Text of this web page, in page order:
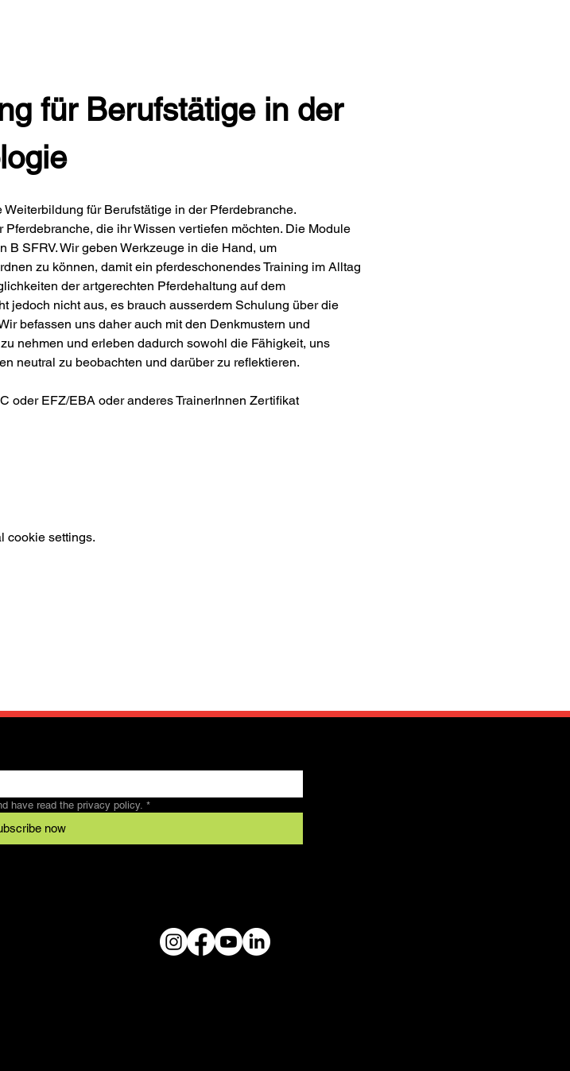
für Berufstätige in der
für Berufstätige in der Pferdebranche.
die ihr Wissen vertiefen möchten. Die Module
SFRV. Wir geben Werkzeuge in die Hand, um
zu können, damit ein pferdeschonendes Training im Alltag
der artgerechten Pferdehaltung auf dem
jedoch nicht aus, es brauch ausserdem Schulung über die
befassen uns daher auch mit den Denkmustern und
nehmen und erleben dadurch sowohl die Fähigkeit, uns
neutral zu beobachten und darüber zu reflektieren.
oder EFZ/EBA oder anderes TrainerInnen Zertifikat
cookie settings.
have read the privacy policy. *
now